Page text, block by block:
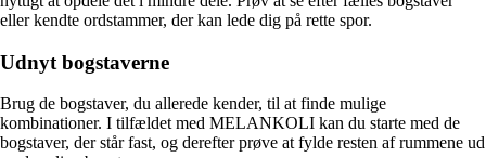
eller kendte ordstammer, der kan lede dig på rette spor.
Udnyt bogstaverne
Brug de bogstaver, du allerede kender, til at finde mulige
kombinationer. I tilfældet med MELANKOLI kan du starte med de
bogstaver, der står fast, og derefter prøve at fylde resten af rummene ud